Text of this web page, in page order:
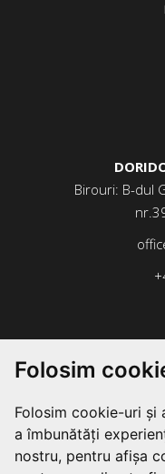
Folosim
Folosim cookie-uri și
a îmbunătăți
nostru, pentru afișa
Birouri: B-dul